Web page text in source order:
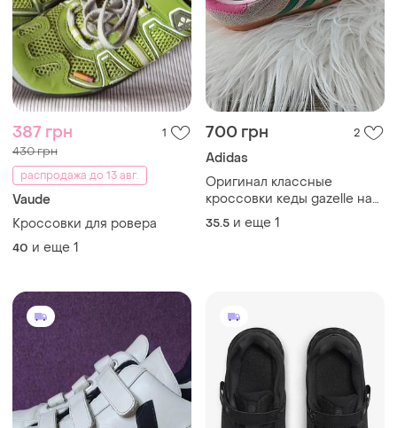
387 грн 1
430 грн
распродажа до 13 авг.
Vaude
Кроссовки для ровера
40 и еще 1
700 грн 2
Adidas
Оригинал классные
кроссовки кеды gazelle на
липучке
35.5 и еще 1